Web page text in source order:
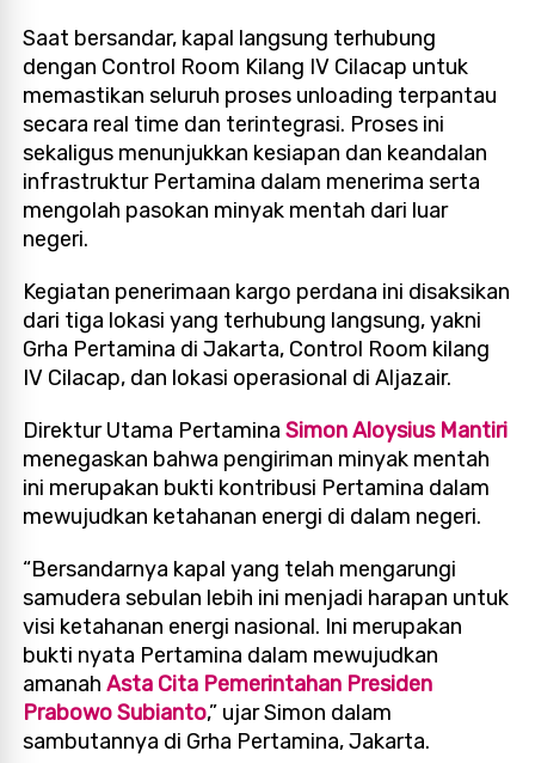
Saat bersandar, kapal langsung terhubung
dengan Control Room Kilang IV Cilacap untuk
memastikan seluruh proses unloading terpantau
secara real time dan terintegrasi. Proses ini
sekaligus menunjukkan kesiapan dan keandalan
infrastruktur Pertamina dalam menerima serta
mengolah pasokan minyak mentah dari luar
negeri.
Kegiatan penerimaan kargo perdana ini disaksikan
dari tiga lokasi yang terhubung langsung, yakni
Grha Pertamina di Jakarta, Control Room kilang
IV Cilacap, dan lokasi operasional di Aljazair.
Direktur Utama PertaminaSimon Aloysius Mantiri
menegaskan bahwa pengiriman minyak mentah
ini merupakan bukti kontribusi Pertamina dalam
mewujudkan ketahanan energi di dalam negeri.
“Bersandarnya kapal yang telah mengarungi
samudera sebulan lebih ini menjadi harapan untuk
visi ketahanan energi nasional. Ini merupakan
bukti nyata Pertamina dalam mewujudkan
amanahAsta Cita Pemerintahan Presiden
Prabowo Subianto,” ujar Simon dalam
sambutannya di Grha Pertamina, Jakarta.